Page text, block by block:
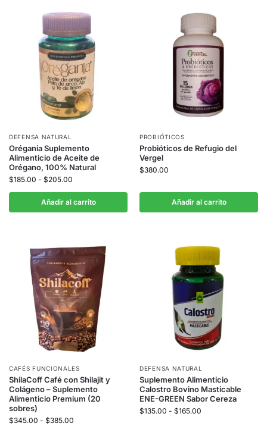
DEFENSA NATURAL
Orégania Suplemento
Alimenticio de Aceite de
Orégano, 100% Natural
$185.00 - $205.00
Añadir al carrito
PROBIÓTICOS
Probióticos de Refugio del
Vergel
$380.00
Añadir al carrito
CAFÉS FUNCIONALES
ShilaCoff Café con Shilajit y
Colágeno – Suplemento
Alimenticio Premium (20
sobres)
$345.00 - $385.00
DEFENSA NATURAL
Suplemento Alimenticio
Calostro Bovino Masticable
ENE-GREEN Sabor Cereza
$135.00 - $165.00